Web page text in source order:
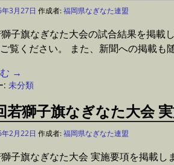
3月27日 作成者:福岡県なぎなた連盟
子旗なぎなた大会の試合結果を掲載
覧ください。 また、新聞への掲載も
→
: 未分類
若獅子旗なぎなた大会
2月22日 作成者:福岡県なぎなた連盟
子旗なぎなた大会 実施要項を掲載